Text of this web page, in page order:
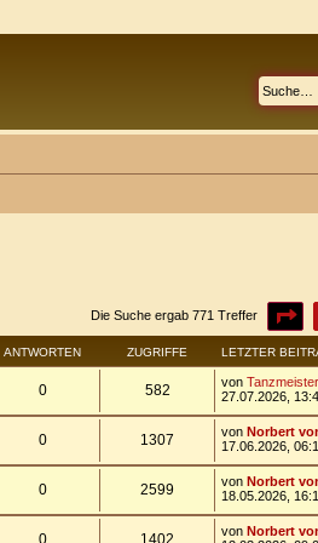
Die Suche ergab 771 Treffer
ANTWORTEN ZUGRIFFE LETZTER
0 582 von
27.07.2026,
0 1307 von Norbert
17.06.2026,
0 2599 von Norbert
18.05.2026,
0 1402 von Norbert